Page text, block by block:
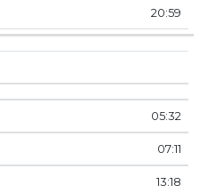
20:59
05:32
07:11
13:18